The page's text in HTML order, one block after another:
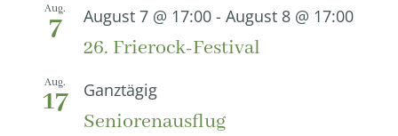
Aug.
7 August 7 @ 17:00 - August 8 @ 17:00
26. Frierock-Festival
Aug.
17 Ganztägig
Seniorenausflug